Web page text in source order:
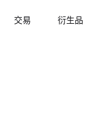
交易 衍生品